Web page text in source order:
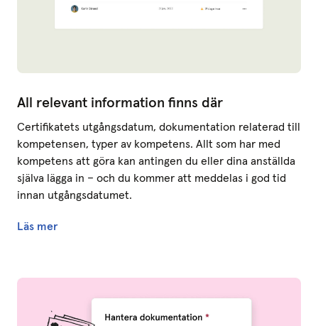
All relevant information finns där
Certifikatets utgångsdatum, dokumentation relaterad till
kompetensen, typer av kompetens. Allt som har med
kompetens att göra kan antingen du eller dina anställda
själva lägga in – och du kommer att meddelas i god tid
innan utgångsdatumet.
Läs mer